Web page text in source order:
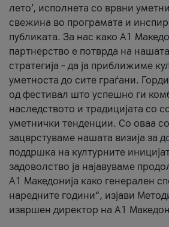
лето’, исполнета со врвни
свежина во програмата и
публиката. За нас како A1
партнерство е потврда на
стратегија – да ја приближиме
уметноста до сите граѓани.
од фестивал што успешно ги
наследството и традицијата со
уметнички тенденции. Со оваа
зацврстуваме нашата визија за
поддршка на културните
задоволство ја најавуваме
A1 Македонија како генерален
наредните години“, изјави
извршен директор на A1